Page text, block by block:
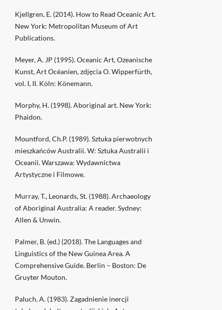
Kjellgren, E. (2014). How to Read Oceanic Art.
New York: Metropolitan Museum of Art
Publications.
Meyer, A. JP (1995). Oceanic Art, Ozeanische
Kunst, Art Océanien, zdjęcia O. Wipperfürth,
vol. I, II. Köln: Könemann.
Morphy, H. (1998). Aboriginal art. New York:
Phaidon.
Mountford, Ch.P. (1989). Sztuka pierwotnych
mieszkańców Australii. W: Sztuka Australii i
Oceanii. Warszawa: Wydawnictwa
Artystyczne i Filmowe.
Murray, T., Leonards, St. (1988). Archaeology
of Aboriginal Australia: A reader. Sydney:
Allen & Unwin.
Palmer, B. (ed.) (2018). The Languages and
Linguistics of the New Guinea Area. A
Comprehensive Guide. Berlin – Boston: De
Gruyter Mouton.
Paluch, A. (1983). Zagadnienie inercji